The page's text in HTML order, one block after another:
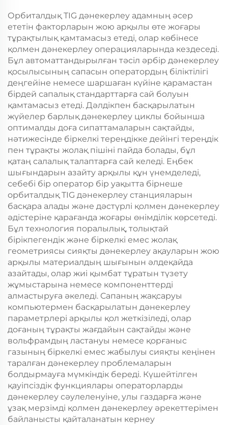
Орбиталдық TIG дәнекерлеу адамның әсер
ететін факторларын жою арқылы өте жоғары
тұрақтылық қамтамасыз етеді, олар көбінесе
қолмен дәнекерлеу операцияларында кездеседі.
Бұл автоматтандырылған тәсіл әрбір дәнекерлеу
қосылысының сапасын оператордың біліктілігі
деңгейіне немесе шаршаған күйіне қарамастан
бірдей сапалық стандарттарға сай болуын
қамтамасыз етеді. Дәлдікпен басқарылатын
жүйелер барлық дәнекерлеу циклы бойынша
оптималды доға сипаттамаларын сақтайды,
нәтижесінде біркелкі тереңдікке дейінгі тереңдік
пен тұрақты жолақ пішіні пайда болады, бұл
қатаң салалық талаптарға сай келеді. Еңбек
шығындарын азайту арқылы құн үнемделеді,
себебі бір оператор бір уақытта бірнеше
орбиталдық TIG дәнекерлеу станцияларын
басқара алады және дәстүрлі қолмен дәнекерлеу
әдістеріне қарағанда жоғары өнімділік көрсетеді.
Бұл технология поралылық, толықтай
бірікпегендік және біркелкі емес жолақ
геометриясы сияқты дәнекерлеу ақауларын жою
арқылы материалдың шығынын әлдеқайда
азайтады, олар жиі қымбат тұратын түзету
жұмыстарына немесе компоненттерді
алмастыруға әкеледі. Сапаның жақсаруы
компьютермен басқарылатын дәнекерлеу
параметрлері арқылы қол жеткізіледі, олар
доғаның тұрақты жағдайын сақтайды және
вольфрамдың ластануы немесе қорғаныс
газының біркелкі емес жабылуы сияқты кеңінен
таралған дәнекерлеу проблемаларын
болдырмауға мүмкіндік береді. Күшейтілген
қауіпсіздік функциялары операторларды
дәнекерлеу сәулеленуіне, улы газдарға және
ұзақ мерзімді қолмен дәнекерлеу әрекеттерімен
байланысты қайталанатын кернеу